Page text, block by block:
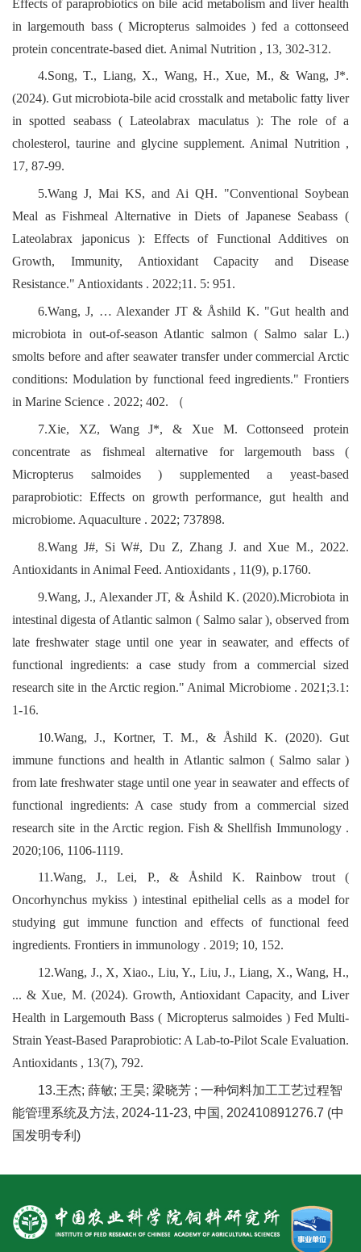
Effects of paraprobiotics on bile acid metabolism and liver health
in largemouth bass ( Micropterus salmoides ) fed a cottonseed
protein concentrate-based diet. Animal Nutrition , 13, 302-312.
4.Song, T., Liang, X., Wang, H., Xue, M., & Wang, J*.
(2024). Gut microbiota-bile acid crosstalk and metabolic fatty liver
in spotted seabass ( Lateolabrax maculatus ): The role of a
cholesterol, taurine and glycine supplement. Animal Nutrition ,
17, 87-99.
5.Wang J, Mai KS, and Ai QH. "Conventional Soybean
Meal as Fishmeal Alternative in Diets of Japanese Seabass (
Lateolabrax japonicus ): Effects of Functional Additives on
Growth, Immunity, Antioxidant Capacity and Disease
Resistance." Antioxidants . 2022;11. 5: 951.
6.Wang, J, … Alexander JT & Åshild K. "Gut health and
microbiota in out-of-season Atlantic salmon ( Salmo salar L.)
smolts before and after seawater transfer under commercial Arctic
conditions: Modulation by functional feed ingredients." Frontiers
in Marine Science . 2022; 402. （
7.Xie, XZ, Wang J*, & Xue M. Cottonseed protein
concentrate as fishmeal alternative for largemouth bass (
Micropterus salmoides ) supplemented a yeast-based
paraprobiotic: Effects on growth performance, gut health and
microbiome. Aquaculture . 2022; 737898.
8.Wang J#, Si W#, Du Z, Zhang J. and Xue M., 2022.
Antioxidants in Animal Feed. Antioxidants , 11(9), p.1760.
9.Wang, J., Alexander JT, & Åshild K. (2020).Microbiota in
intestinal digesta of Atlantic salmon ( Salmo salar ), observed from
late freshwater stage until one year in seawater, and effects of
functional ingredients: a case study from a commercial sized
research site in the Arctic region." Animal Microbiome . 2021;3.1:
1-16.
10.Wang, J., Kortner, T. M., & Åshild K. (2020). Gut
immune functions and health in Atlantic salmon ( Salmo salar )
from late freshwater stage until one year in seawater and effects of
functional ingredients: A case study from a commercial sized
research site in the Arctic region. Fish & Shellfish Immunology .
2020;106, 1106-1119.
11.Wang, J., Lei, P., & Åshild K. Rainbow trout (
Oncorhynchus mykiss ) intestinal epithelial cells as a model for
studying gut immune function and effects of functional feed
ingredients. Frontiers in immunology . 2019; 10, 152.
12.Wang, J., X, Xiao., Liu, Y., Liu, J., Liang, X., Wang, H.,
... & Xue, M. (2024). Growth, Antioxidant Capacity, and Liver
Health in Largemouth Bass ( Micropterus salmoides ) Fed Multi-
Strain Yeast-Based Paraprobiotic: A Lab-to-Pilot Scale Evaluation.
Antioxidants , 13(7), 792.
13.王杰; 薛敏; 王昊; 梁晓芳 ; 一种饲料加工工艺过程智
能管理系统及方法, 2024-11-23, 中国, 202410891276.7 (中
国发明专利)